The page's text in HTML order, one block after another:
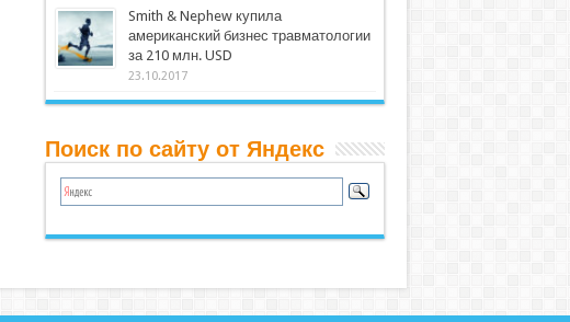
Smith & Nephew купила
американский бизнес травматологии
за 210 млн. USD
23.10.2017
Поиск по сайту от Яндекс